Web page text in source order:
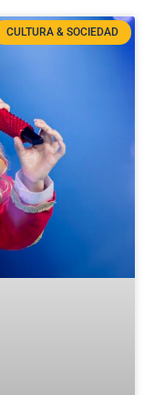
CULTURA & SOCIEDAD